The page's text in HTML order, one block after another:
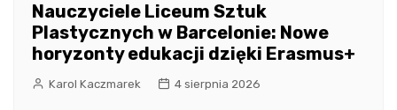
Nauczyciele Liceum Sztuk
Plastycznych w Barcelonie: Nowe
horyzonty edukacji dzięki Erasmus+
Karol Kaczmarek 4 sierpnia 2026